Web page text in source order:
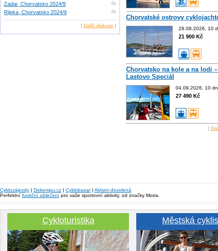
Zadar, Chorvatsko 2024/9 0x
Rijeka, Chorvatsko 2024/9 0x
[ Další diskuse ]
Chorvatské ostrovy
28.08.2026, 10
21 900 Kč
Chorvatsko na kole a na lodi
Lastovo Speciál
04.09.2026, 10
27 490 Kč
[
Cyklozájezdy | Dokempu.cz | Cyklobazar| Aktivni dovolená
Perfektní funkční oblečení pro vaše sportovní aktivity, od značky Moira.
Cykloturistika Městská